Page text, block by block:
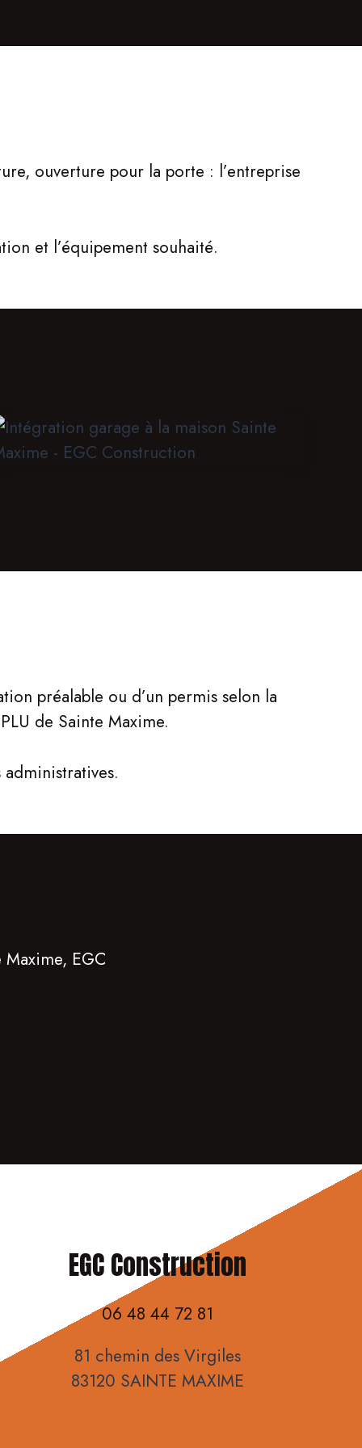
ouverture pour la porte : l’entreprise
et l’équipement souhaité.
préalable ou d’un permis selon la
de Sainte Maxime.
EGC
EGC Construction
06 48 44 72 81
81 chemin des Virgiles
83120 SAINTE MAXIME